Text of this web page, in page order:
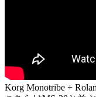
Korg Monotribe +